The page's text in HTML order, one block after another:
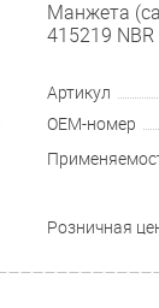
Манжета
415219 NBR
Артикул
OEM-номер
Розничная